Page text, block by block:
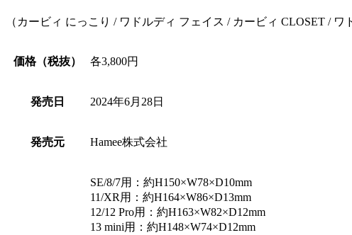
（カービィ にっこり / ワドルディ フェイス / カービィ CLOSET /
価格（税抜） 各3,800円
発売日 2024年6月28日
発売元 Hamee株式会社
SE/8/7用：約H150×W78×D10mm
11/XR用：約H164×W86×D13mm
12/12 Pro用：約H163×W82×D12mm
13 mini用：約H148×W74×D12mm